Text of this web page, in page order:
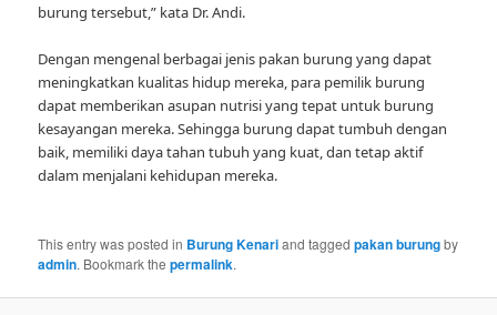
burung tersebut,” kata Dr. Andi.
Dengan mengenal berbagai jenis pakan burung yang dapat
meningkatkan kualitas hidup mereka, para pemilik burung
dapat memberikan asupan nutrisi yang tepat untuk burung
kesayangan mereka. Sehingga burung dapat tumbuh dengan
baik, memiliki daya tahan tubuh yang kuat, dan tetap aktif
dalam menjalani kehidupan mereka.
This entry was posted in Burung Kenariand taggedpakan burungby
admin. Bookmark thepermalink.